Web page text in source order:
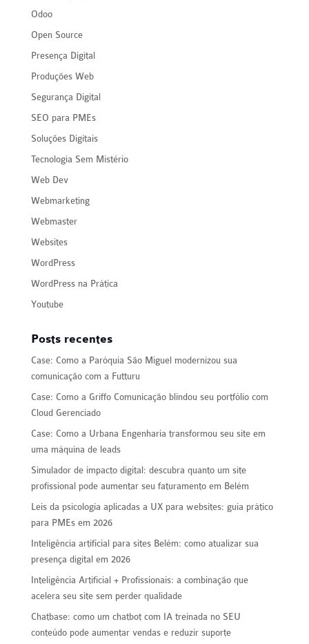
Odoo
Open Source
Presença Digital
Produções Web
Segurança Digital
SEO para PMEs
Soluções Digitais
Tecnologia Sem Mistério
Web Dev
Webmarketing
Webmaster
Websites
WordPress
WordPress na Prática
Youtube
Posts recentes
Case: Como a Paróquia São Miguel modernizou sua
comunicação com a Futturu
Case: Como a Griffo Comunicação blindou seu portfólio com
Cloud Gerenciado
Case: Como a Urbana Engenharia transformou seu site em
uma máquina de leads
Simulador de impacto digital: descubra quanto um site
profissional pode aumentar seu faturamento em Belém
Leis da psicologia aplicadas a UX para websites: guia prático
para PMEs em 2026
Inteligência artificial para sites Belém: como atualizar sua
presença digital em 2026
Inteligência Artificial + Profissionais: a combinação que
acelera seu site sem perder qualidade
Chatbase: como um chatbot com IA treinada no SEU
conteúdo pode aumentar vendas e reduzir suporte